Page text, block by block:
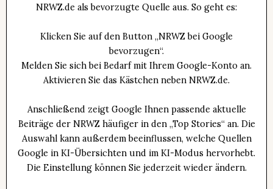
NRWZ.de als bevorzugte Quelle aus. So geht es:
Klicken Sie auf den Button „NRWZ bei Google
bevorzugen“.
Melden Sie sich bei Bedarf mit Ihrem Google-Konto an.
Aktivieren Sie das Kästchen neben NRWZ.de.
Anschließend zeigt Google Ihnen passende aktuelle
Beiträge der NRWZ häufiger in den „Top Stories“ an. Die
Auswahl kann außerdem beeinflussen, welche Quellen
Google in KI-Übersichten und im KI-Modus hervorhebt.
Die Einstellung können Sie jederzeit wieder ändern.